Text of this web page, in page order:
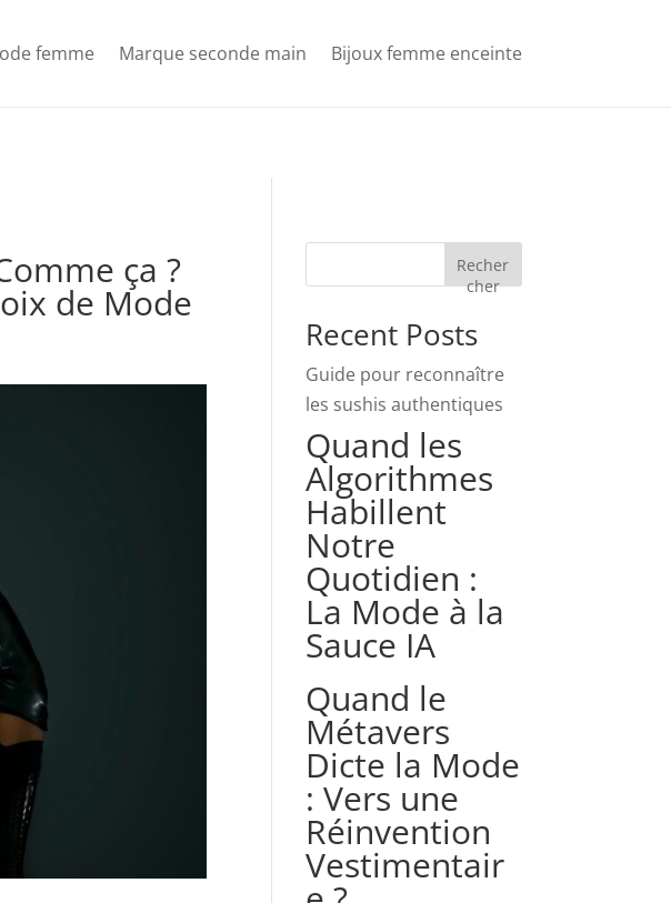
femme Marque seconde main Bijoux femme enceinte
ça ?
de Mode
Recher
cher
Recent Posts
Guide pour reconnaître
les sushis authentiques
Quand les
Algorithmes
Habillent
Notre
Quotidien :
La Mode à la
Sauce IA
Quand le
Métavers
Dicte la Mode
: Vers une
Réinvention
Vestimentair